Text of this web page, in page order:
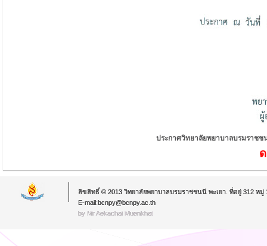
ประกาศวิทยาลัยพยาบาลบรมราช
ลิขสิทธิ์ © 2013 วิทยาลัยพยาบาลบรมราชชนนี พะเยา. ที่อยู่ 312 หมู่
E-mail:bcnpy@bcnpy.ac.th
by Mr.Aekachai Muenkhat